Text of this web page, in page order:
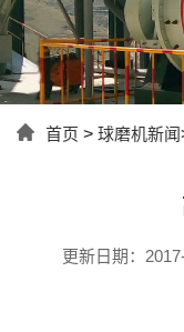
首页 > 球磨机新闻
更新日期：